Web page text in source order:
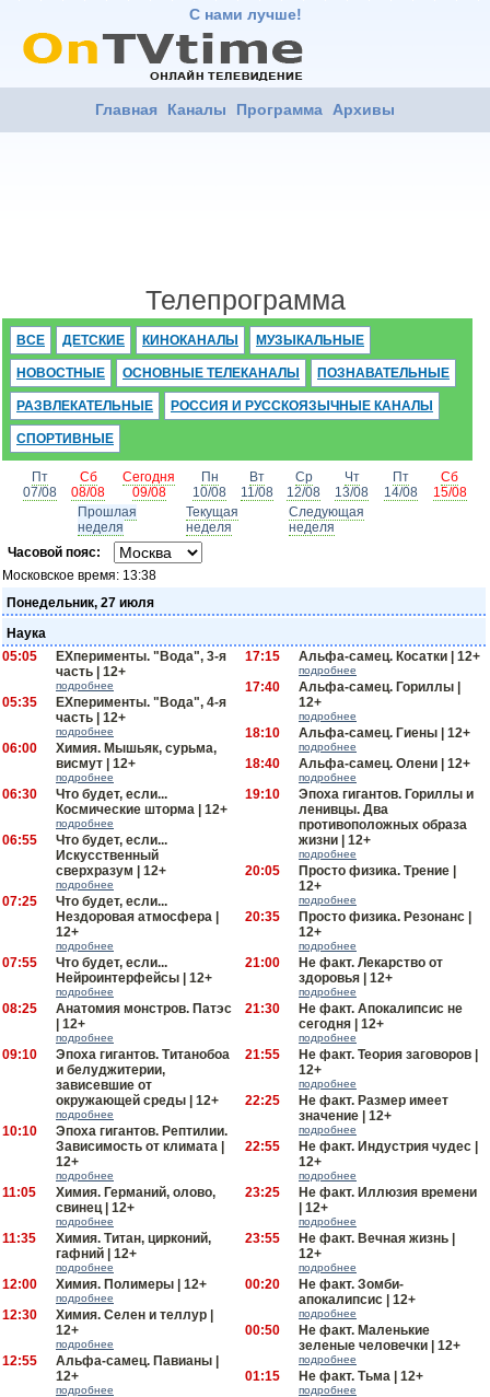
С нами лучше!
Главная Каналы Программа Архивы
Телепрограмма
ВСЕ ДЕТСКИЕ КИНОКАНАЛЫ МУЗЫКАЛЬНЫЕ
НОВОСТНЫЕ ОСНОВНЫЕ ТЕЛЕКАНАЛЫ ПОЗНАВАТЕЛЬНЫЕ
РАЗВЛЕКАТЕЛЬНЫЕ РОССИЯ И РУССКОЯЗЫЧНЫЕ КАНАЛЫ
СПОРТИВНЫЕ
Пт
07/08
Сб
08/08
Сегодня
09/08
Пн
10/08
Вт
11/08
Ср
12/08
Чт
13/08
Пт
14/08
Сб
15/08
Прошлая
неделя
Текущая
неделя
Следующая
неделя
Часовой пояс:
Московское время: 13:38
Понедельник, 27 июля
Наука
05:05
EXперименты. "Вода", 3-я
часть | 12+
подробнее
05:35
EXперименты. "Вода", 4-я
часть | 12+
подробнее
06:00
Химия. Мышьяк, сурьма,
висмут | 12+
подробнее
06:30
Что будет, если...
Космические шторма | 12+
подробнее
06:55
Что будет, если...
Искусственный
сверхразум | 12+
подробнее
07:25
Что будет, если...
Нездоровая атмосфера |
12+
подробнее
07:55
Что будет, если...
Нейроинтерфейсы | 12+
подробнее
08:25
Анатомия монстров. Патэс
| 12+
подробнее
09:10
Эпоха гигантов. Титанобоа
и белуджитерии,
зависевшие от
окружающей среды | 12+
подробнее
10:10
Эпоха гигантов. Рептилии.
Зависимость от климата |
12+
подробнее
11:05
Химия. Германий, олово,
свинец | 12+
подробнее
11:35
Химия. Титан, цирконий,
гафний | 12+
подробнее
12:00 Химия. Полимеры | 12+
подробнее
12:30
Химия. Селен и теллур |
12+
подробнее
12:55
Альфа-самец. Павианы |
12+
подробнее
17:15 Альфа-самец. Косатки | 12+
подробнее
17:40
Альфа-самец. Гориллы |
12+
подробнее
18:10 Альфа-самец. Гиены | 12+
подробнее
18:40 Альфа-самец. Олени | 12+
подробнее
19:10
Эпоха гигантов. Гориллы и
ленивцы. Два
противоположных образа
жизни | 12+
подробнее
20:05
Просто физика. Трение |
12+
подробнее
20:35
Просто физика. Резонанс |
12+
подробнее
21:00
Не факт. Лекарство от
здоровья | 12+
подробнее
21:30
Не факт. Апокалипсис не
сегодня | 12+
подробнее
21:55
Не факт. Теория заговоров |
12+
подробнее
22:25
Не факт. Размер имеет
значение | 12+
подробнее
22:55
Не факт. Индустрия чудес |
12+
подробнее
23:25
Не факт. Иллюзия времени
| 12+
подробнее
23:55
Не факт. Вечная жизнь |
12+
подробнее
00:20
Не факт. Зомби-
апокалипсис | 12+
подробнее
00:50
Не факт. Маленькие
зеленые человечки | 12+
подробнее
01:15 Не факт. Тьма | 12+
подробнее